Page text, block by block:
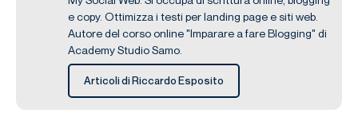
e copy. Ottimizza i testi per landing page e siti web.
Autore del corso online "Imparare a fare Blogging" di
Academy Studio Samo.
Articoli di Riccardo Esposito